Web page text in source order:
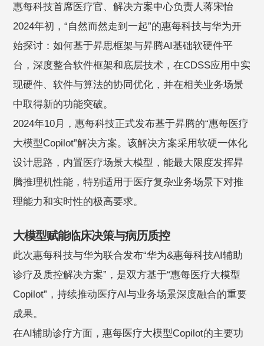
惠每科技首席医疗官、解决方案中心负责人蒋宋怡
2024年初，“自然而然走到一起”的惠每科技与华为开
始探讨：如何基于昇思框架与昇腾AI基础软硬件平
台，深度整合软件框架和底层技术，在CDSS应用中实
现硬件、软件与算法的协同优化，并在相关业务场景
中取得新的功能突破。
2024年10月，惠每科技正式发布基于昇腾的“惠每医疗
大模型Copilot”解决方案。该解决方案采用软硬一体化
设计思路，内置医疗场景大模型，能最大限度发挥昇
腾推理机性能，特别适用于医疗复杂业务场景下对推
理能力和实时性的极高要求。
大模型赋能临床决策与病历质控
此次惠每科技与华为联合发布“华为&惠每科技AI辅助
诊疗及质控解决方案”，是双方基于“惠每医疗大模型
Copilot”，持续推动医疗AI与业务场景深度融合的重要
成果。
在AI辅助诊疗方面，惠每医疗大模型Copilot的主要功